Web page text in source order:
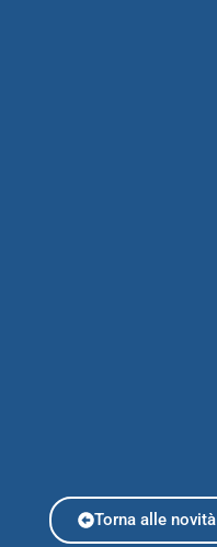
Torna alle novità